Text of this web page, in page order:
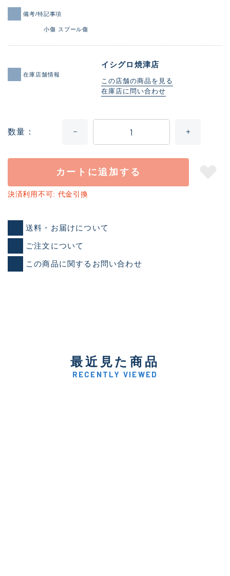
備考/特記事項
小傷 スプール傷
在庫店舗情報
イシグロ焼津店
この店舗の商品を見る
在庫店に問い合わせ
数量
カートに追加する
決済利用不可: 代金引換
送料・お届けについて
ご注文について
この商品に関するお問い合わせ
最近見た商品
RECENTLY VIEWED